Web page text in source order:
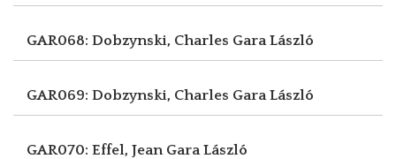
GAR068: Dobzynski, Charles Gara László
GAR069: Dobzynski, Charles Gara László
GAR070: Effel, Jean Gara László